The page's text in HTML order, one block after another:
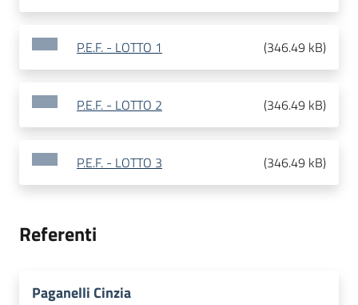
P.E.F. - LOTTO 1 (346.49 kB)
P.E.F. - LOTTO 2 (346.49 kB)
P.E.F. - LOTTO 3 (346.49 kB)
Referenti
Paganelli Cinzia